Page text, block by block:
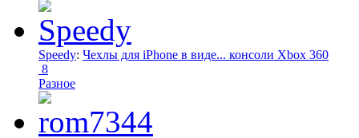
Speedy: Чехлы для iPhone в виде... консоли Xbox 360
8
Разное